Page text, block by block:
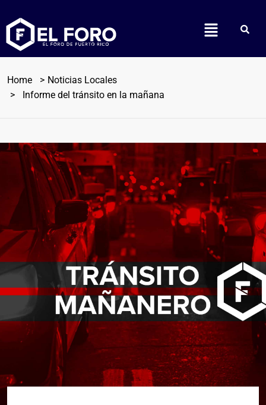
Home
Noticias Locales
Informe del tránsito en la mañana